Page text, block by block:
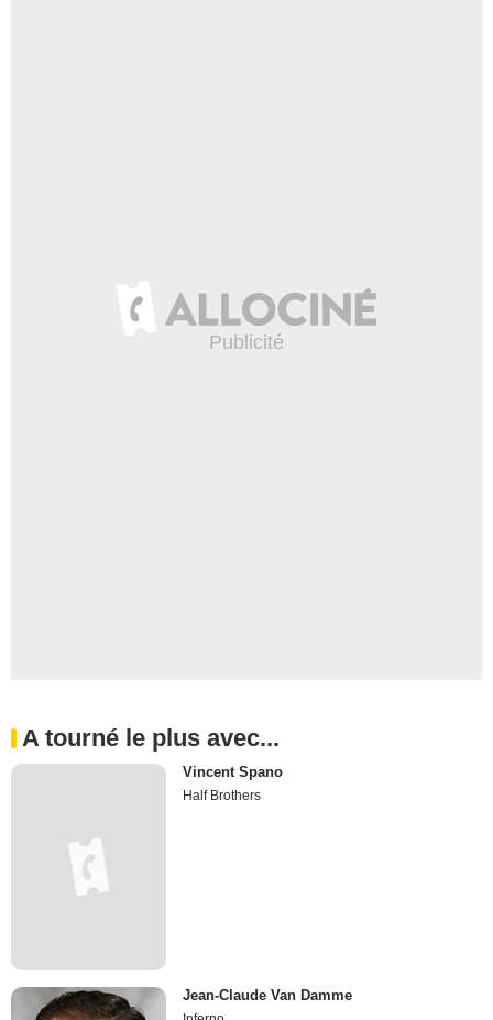
A tourné le plus avec...
Vincent Spano
Half Brothers
Jean-Claude Van Damme